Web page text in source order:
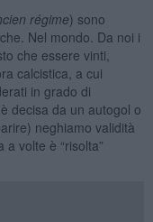
régime) sono
Nel mondo. Da noi i
che essere vinti,
calcistica, a cui
in grado di
decisa da un autogol o
neghiamo validità
volte è “risolta”